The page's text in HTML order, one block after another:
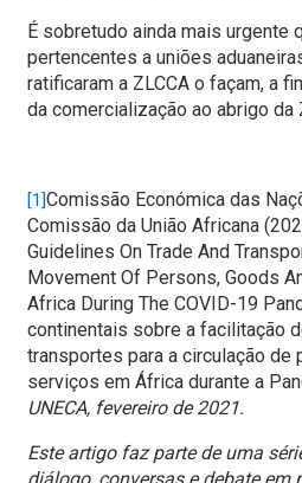
É sobretudo ainda mais urgente
pertencentes a uniões
ratificaram a ZLCCA o façam, a
da comercialização ao abrigo da
[1]Comissão Económica das
Comissão da União Africana
Guidelines On Trade And
Movement Of Persons, Goods
Africa During The COVID-19
continentais sobre a facilitação
transportes para a circulação de
serviços em África durante a
UNECA, fevereiro de 2021.
Este artigo faz parte de uma